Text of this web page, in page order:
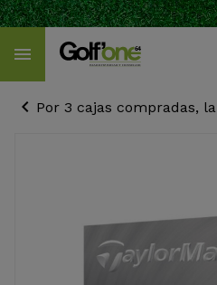
Por 3 cajas compradas, la